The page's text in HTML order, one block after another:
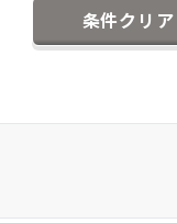
条件クリア